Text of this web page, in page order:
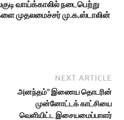
வாய்க்காலில் நடைபெற்று
முதலமைச்சர் மு.க.ஸ்டாலின்
NEXT ARTICLE
அனந்தம்” இணைய தொடரின்
முன்னோட்டக் காட்சியை
வெளியிட்ட இசையமைப்பாளர்